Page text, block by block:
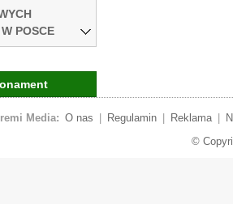
POSCE
Media: O nas Regulamin Reklama
©